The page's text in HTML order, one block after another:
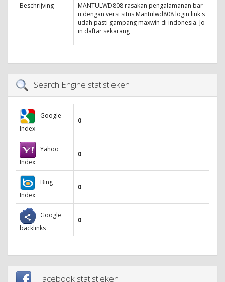
Beschrijving
MANTULWD808 rasakan pengalamanan bar
u dengan versi situs Mantulwd808 login link s
udah pasti gampang maxwin di indonesia. Jo
in daftar sekarang
Search Engine statistieken
Google
Index
0
Yahoo
Index
0
Bing
Index
0
Google
backlinks
0
Facebook statistieken